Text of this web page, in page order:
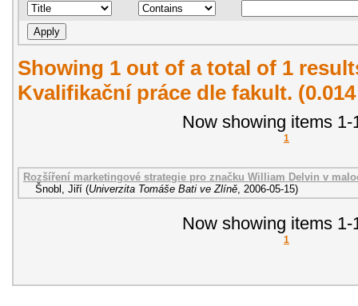
Showing 1 out of a total of 1
Kvalifikační práce dle fakult.
Now showing items 1-
1
Rozšíření marketingové strategie pro značku William Delvin v
Šnobl, Jiří (Univerzita Tomáše Bati ve Zlíně 2006-05-15)
Now showing items 1-
1